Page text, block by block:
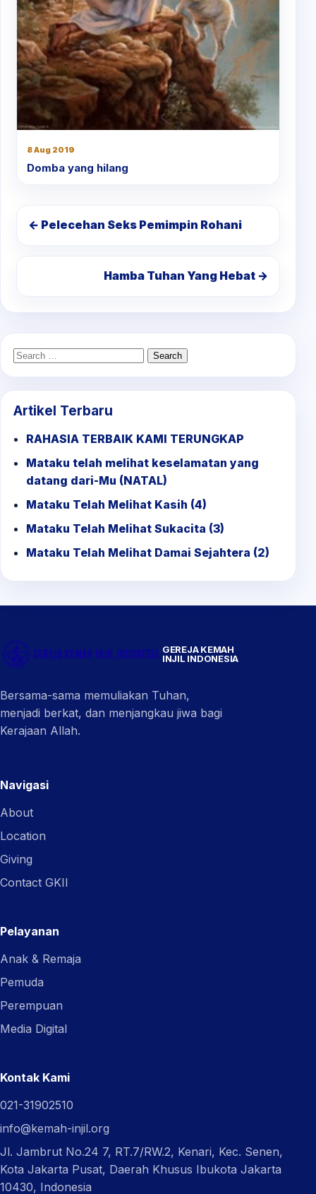
8 Aug 2019
Domba yang hilang
← Pelecehan Seks Pemimpin Rohani
Hamba Tuhan Yang Hebat →
Search
Artikel Terbaru
RAHASIA TERBAIK KAMI TERUNGKAP
Mataku telah melihat keselamatan yang
datang dari-Mu (NATAL)
Mataku Telah Melihat Kasih (4)
Mataku Telah Melihat Sukacita (3)
Mataku Telah Melihat Damai Sejahtera (2)
GEREJA KEMAH
INJIL INDONESIA
Bersama-sama memuliakan Tuhan,
menjadi berkat, dan menjangkau jiwa bagi
Kerajaan Allah.
Navigasi
About
Location
Giving
Contact GKII
Pelayanan
Anak & Remaja
Pemuda
Perempuan
Media Digital
Kontak Kami
021-31902510
info@kemah-injil.org
Jl. Jambrut No.24 7, RT.7/RW.2, Kenari, Kec. Senen,
Kota Jakarta Pusat, Daerah Khusus Ibukota Jakarta
10430, Indonesia